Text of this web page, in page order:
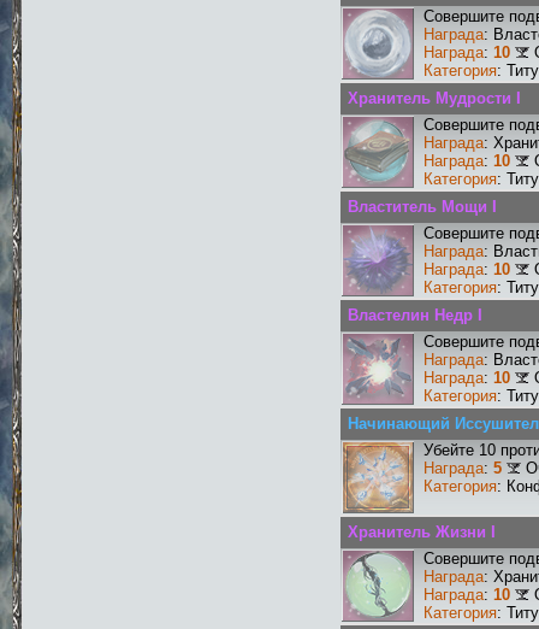
Совершите
Награда:
Награда: 10
Категория:
Хранитель Мудрости I
Совершите
Награда:
Награда: 10
Категория:
Властитель Мощи I
Совершите
Награда:
Награда: 10
Категория:
Властелин Недр I
Совершите
Награда:
Награда: 10
Категория:
Начинающий
Убейте 10
Награда: 5
Категория:
Хранитель Жизни I
Совершите
Награда:
Награда: 10
Категория: